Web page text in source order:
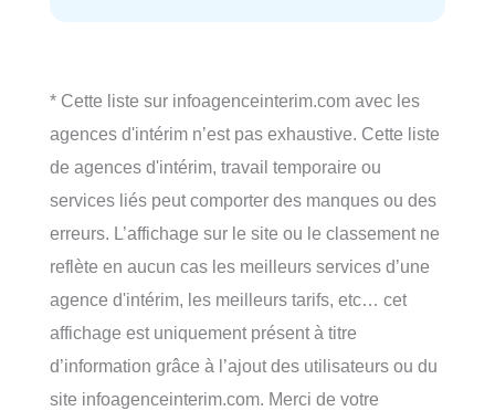
* Cette liste sur infoagenceinterim.com avec les
agences d'intérim n’est pas exhaustive. Cette liste
de agences d'intérim, travail temporaire ou
services liés peut comporter des manques ou des
erreurs. L’affichage sur le site ou le classement ne
reflète en aucun cas les meilleurs services d’une
agence d'intérim, les meilleurs tarifs, etc… cet
affichage est uniquement présent à titre
d’information grâce à l’ajout des utilisateurs ou du
site infoagenceinterim.com. Merci de votre